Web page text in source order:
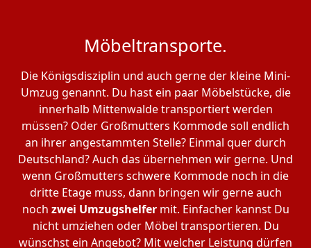
Möbeltransporte.
Die Königsdisziplin und auch gerne der kleine Mini-
Umzug genannt. Du hast ein paar Möbelstücke, die
innerhalb Mittenwalde transportiert werden
müssen? Oder Großmutters Kommode soll endlich
an ihrer angestammten Stelle? Einmal quer durch
Deutschland? Auch das übernehmen wir gerne. Und
wenn Großmutters schwere Kommode noch in die
dritte Etage muss, dann bringen wir gerne auch
noch zwei Umzugshelfermit. Einfacher kannst Du
nicht umziehen oder Möbel transportieren. Du
wünschst ein Angebot? Mit welcher Leistung dürfen